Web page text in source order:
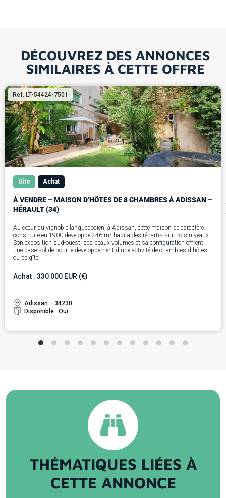
DÉCOUVREZ DES ANNONCES
SIMILAIRES À CETTE OFFRE
Ref. LT-54424-7501
Gîte Achat
À VENDRE – MAISON D’HÔTES DE 8 CHAMBRES À ADISSAN –
HÉRAULT (34)
Au cœur du vignoble languedocien, à Adissan, cette maison de caractère
construite en 1900 développe 246 m² habitables répartis sur trois niveaux.
Son exposition sud-ouest, ses beaux volumes et sa configuration offrent
une base solide pour le développement d'une activité de chambres d'hôtes
ou de gîte.
avec cuisine ouverte, créant un espace de vie convivial prolongé par un
jardin de 180 m². Une chambre avec salle d'eau permet de disposer d'un
complète ce niveau.
Le premier étage comprend une suite de 37 m² avec dressing, salle de bains
important potentiel d'aménagement pour faire évoluer le projet au fil du
fenêtres en double vitrage, une climatisation gainable et une installation
électrique entièrement rénovée. À l'extérieur, le jardin accueille une piscine
autoportée, tandis que le garage permet le stationnement de plusieurs
Achat : 330 000 EUR (€)
Adissan - 34230
Disponible : Oui
THÉMATIQUES LIÉES À
CETTE ANNONCE